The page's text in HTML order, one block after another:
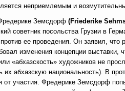
неприемлемым и
Земсдорф (Friederike
советник посольства Грузии в
ее проведения. Он заявил, что
изменения концепции выставки,
«абхазскость» художников не
абхазскую национальность). В
от участия. Фредерике Земсдорф